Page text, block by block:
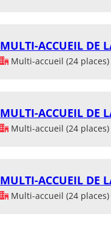
MULTI-ACCUEIL DE
Multi-accueil (24 places)
MULTI-ACCUEIL DE
Multi-accueil (24 places)
MULTI-ACCUEIL DE
Multi-accueil (24 places)